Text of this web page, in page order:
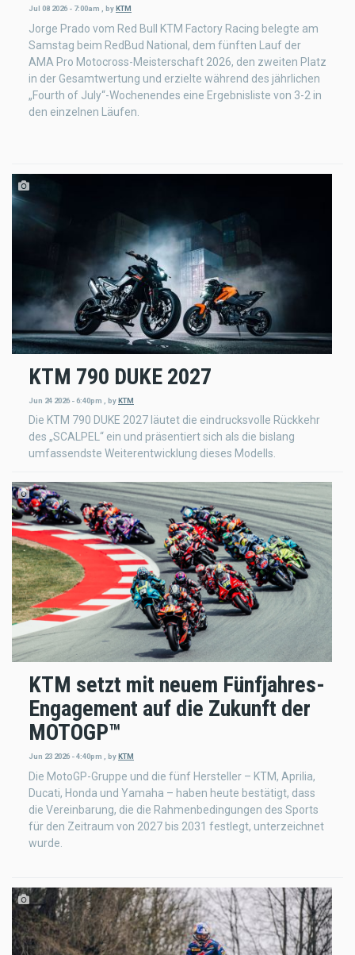
Jul 08 2026 - 7:00am , by KTM
Jorge Prado vom Red Bull KTM Factory Racing belegte am
Samstag beim RedBud National, dem fünften Lauf der
AMA Pro Motocross-Meisterschaft 2026, den zweiten Platz
in der Gesamtwertung und erzielte während des jährlichen
„Fourth of July“-Wochenendes eine Ergebnisliste von 3-2 in
den einzelnen Läufen.
KTM 790 DUKE 2027
Jun 24 2026 - 6:40pm byKTM
Die KTM 790 DUKE 2027 läutet die eindrucksvolle Rückkehr
des „SCALPEL“ ein und präsentiert sich als die bislang
umfassendste Weiterentwicklung dieses Modells.
KTM setzt mit neuem Fünfjahres-
Engagement auf die Zukunft der
MOTOGP™
Jun 23 2026 - 4:40pm byKTM
Die MotoGP-Gruppe und die fünf Hersteller – KTM, Aprilia,
Ducati, Honda und Yamaha – haben heute bestätigt, dass
die Vereinbarung, die die Rahmenbedingungen des Sports
für den Zeitraum von 2027 bis 2031 festlegt, unterzeichnet
wurde.